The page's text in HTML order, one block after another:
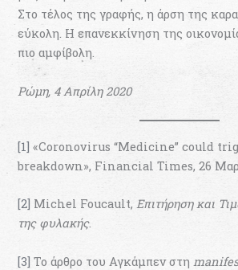
Στο τέλος της γραφής, η άρση της
εύκολη. Η επανεκκίνηση της
πιο αμφίβολη.
Ρώμη, 4 Απρίλη 2020
[1] «Coronovirus “Medicine” could
breakdown», Financial Times, 26
[2] Michel Foucault,Επιτήρηση και
της φυλακής.
[3] Το άρθρο του Αγκάμπεν στη